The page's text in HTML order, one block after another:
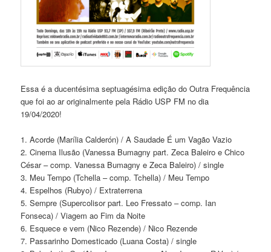
Essa é a ducentésima septuagésima edição do Outra Frequência
que foi ao ar originalmente pela Rádio USP FM no dia
19/04/2020!
1. Acorde (Marília Calderón) / A Saudade É um Vagão Vazio
2. Cinema Ilusão (Vanessa Bumagny part. Zeca Baleiro e Chico
César – comp. Vanessa Bumagny e Zeca Baleiro) / single
3. Meu Tempo (Tchella – comp. Tchella) / Meu Tempo
4. Espelhos (Rubyo) / Extraterrena
5. Sempre (Supercolisor part. Leo Fressato – comp. Ian
Fonseca) / Viagem ao Fim da Noite
6. Esquece e vem (Nico Rezende) / Nico Rezende
7. Passarinho Domesticado (Luana Costa) / single